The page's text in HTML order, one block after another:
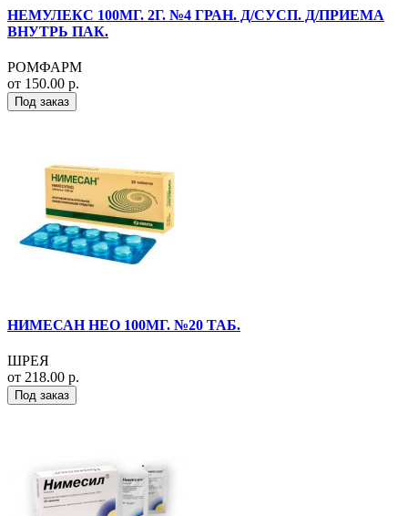
НЕМУЛЕКС 100МГ. 2Г. №4 ГРАН. Д/СУСП. Д/ПРИЕМА
ВНУТРЬ ПАК.
РОМФАРМ
от 150.00 р.
Под заказ
НИМЕСАН НЕО 100МГ. №20 ТАБ.
ШРЕЯ
от 218.00 р.
Под заказ